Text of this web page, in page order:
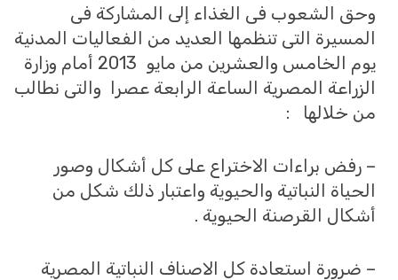
وحق الشعوب فى الغذاء إلى المشاركة فى
المسيرة التى تنظمها العديد من الفعاليات المدنية
يوم الخامس والعشرين من مايو 2013 أمام وزارة
الزراعة المصرية الساعة الرابعة عصرا والتى نطالب
من خلالها :
– رفض براءات الاختراع على كل أشكال وصور
الحياة النباتية والحيوية واعتبار ذلك شكل من
أشكال القرصنة الحيوية .
– ضرورة استعادة كل الاصناف النباتية المصرية